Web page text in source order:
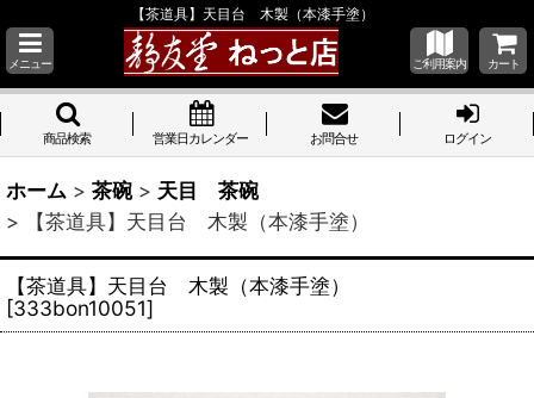
【茶道具】天目台 木製（本漆手塗）
メニュー ご利用案内 カート
商品検索 営業日カレンダー お問合せ ログイン
ホーム > 茶碗 > 天目 茶碗
>
【茶道具】天目台 木製（本漆手塗）
【茶道具】天目台 木製（本漆手塗）
[333bon10051]